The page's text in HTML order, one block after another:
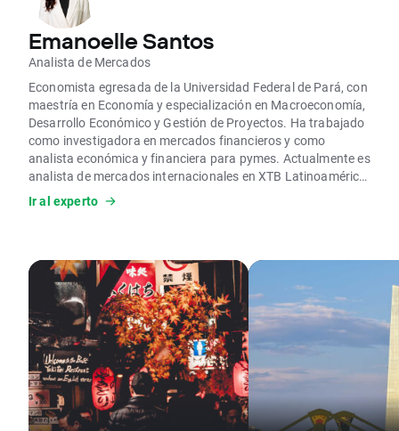
Emanoelle Santos
Analista de Mercados
Economista egresada de la Universidad Federal de Pará, con
maestría en Economía y especialización en Macroeconomía,
Desarrollo Económico y Gestión de Proyectos. Ha trabajado
como investigadora en mercados financieros y como
analista económica y financiera para pymes. Actualmente es
analista de mercados internacionales en XTB Latinoamérica,
donde realiza análisis técnicos y fundamentales de los
principales activos financieros.
Ir al experto